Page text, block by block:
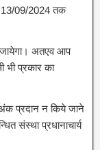
13/09/2024 तक
अतएव आप
भी प्रकार का
अंक प्रदान न किये जाने
संस्था प्रधानाचार्य